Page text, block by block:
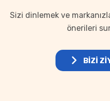
Sizi dinlemek ve
önerileri
BİZİ